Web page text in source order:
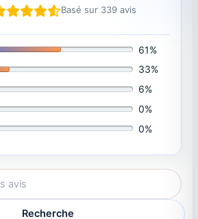
Basé sur 339 avis
61%
33%
6%
0%
0%
Recherche